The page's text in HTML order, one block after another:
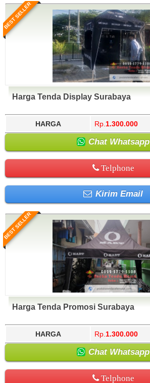
BEST SELLER
Harga Tenda Display Surabaya
HARGA Rp. 1.300.000
Chat Whatsapp
Telphone
Kirim Email
BEST SELLER
Harga Tenda Promosi Surabaya
HARGA Rp. 1.300.000
Chat Whatsapp
Telphone